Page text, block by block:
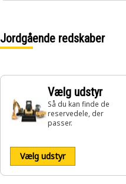
Jordgående redskaber
Vælg udstyr
Så du kan finde de
reservedele, der
passer.
Vælg udstyr